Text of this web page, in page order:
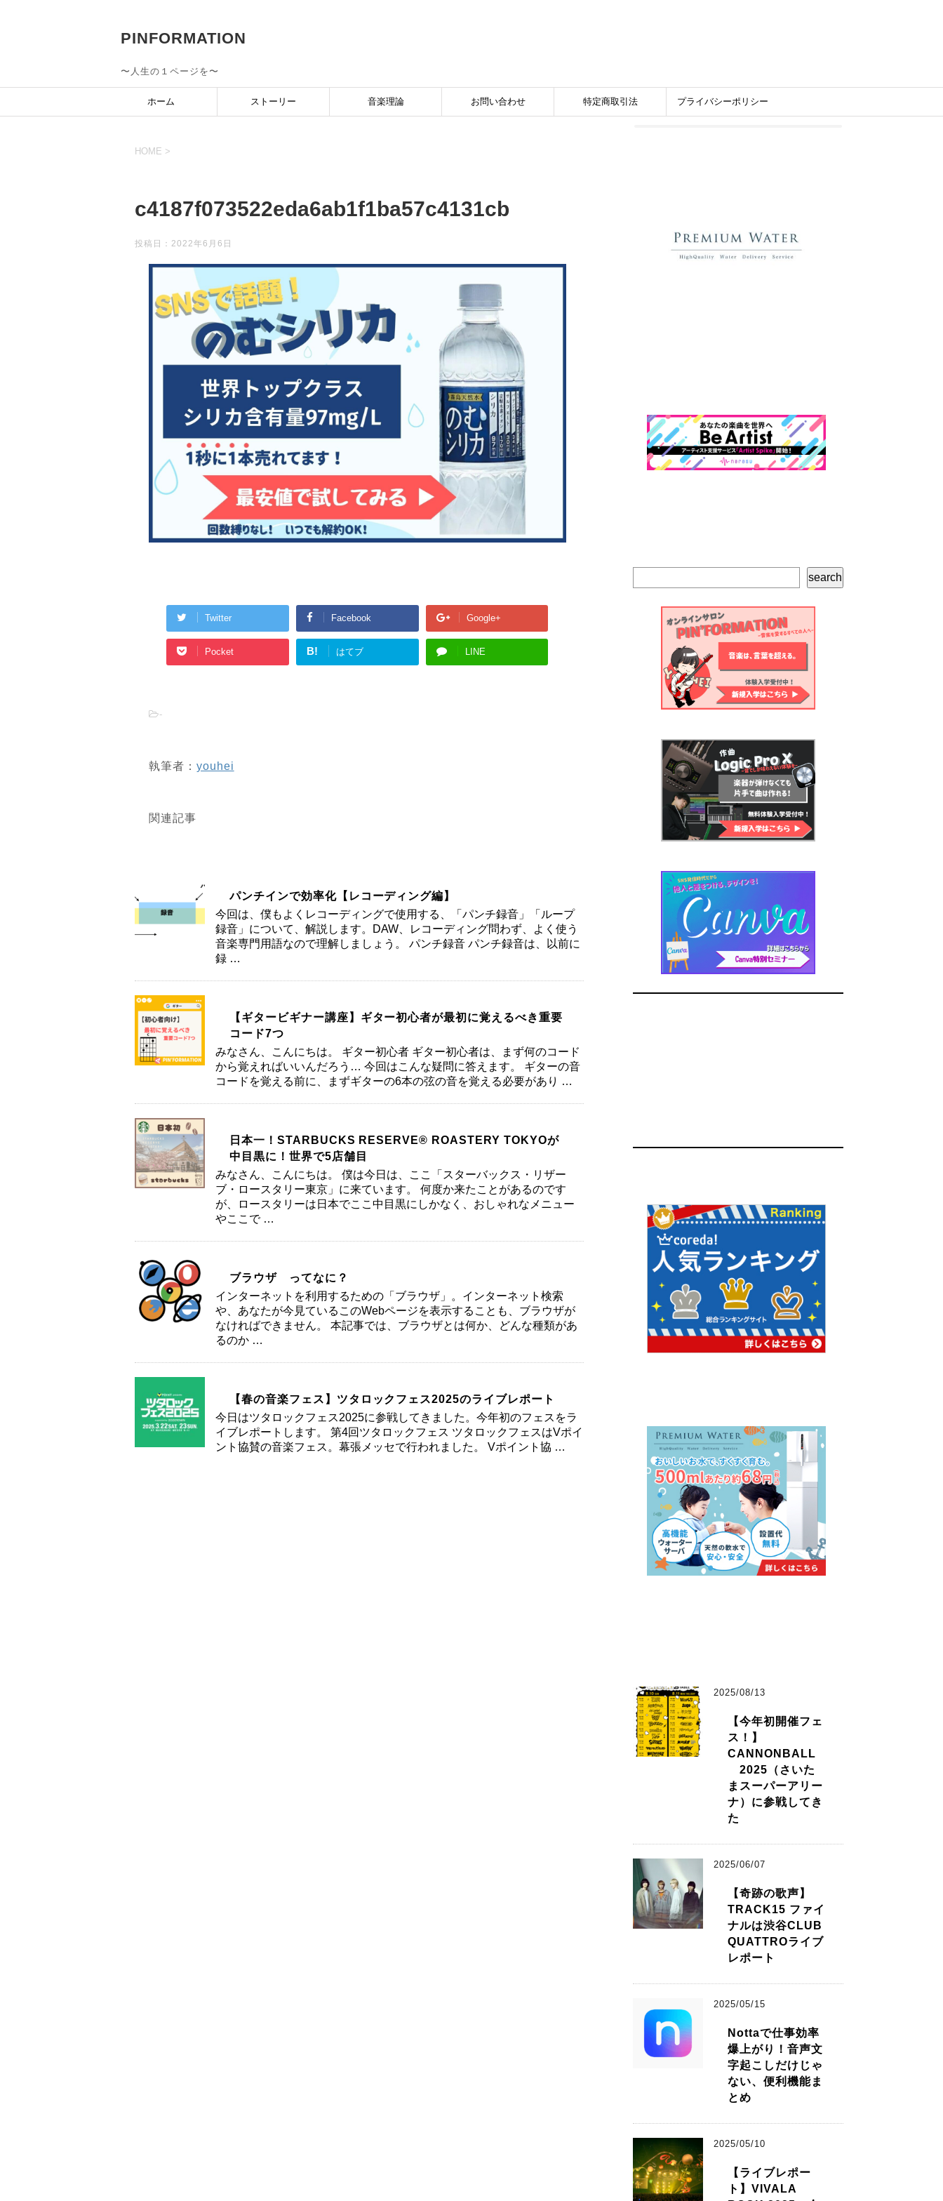
PINFORMATION
〜人生の１ページを〜
ホーム ストーリー 音楽理論 お問い合わせ 特定商取引法 プライバシーポリシー
HOME >
c4187f073522eda6ab1f1ba57c4131cb
投稿日： 2022年6月6日
Twitter Facebook Google+
Pocket B! はてブ LINE
-
執筆者： youhei
関連記事
パンチインで効率化【レコーディング編】
今回は、僕もよくレコーディングで使用する、「パンチ録音」「ループ
録音」について、解説します。DAW、レコーディング問わず、よく使う
音楽専門用語なので理解しましょう。 パンチ録音 パンチ録音は、以前に
録 …
【ギタービギナー講座】ギター初心者が最初に覚えるべき重要
コード7つ
みなさん、こんにちは。 ギター初心者 ギター初心者は、まず何のコード
から覚えればいいんだろう… 今回はこんな疑問に答えます。 ギターの音
コードを覚える前に、まずギターの6本の弦の音を覚える必要があり …
日本一！STARBUCKS RESERVE® ROASTERY TOKYOが
中目黒に！世界で5店舗目
みなさん、こんにちは。 僕は今日は、ここ「スターバックス・リザー
ブ・ロースタリー東京」に来ています。 何度か来たことがあるのです
が、ロースタリーは日本でここ中目黒にしかなく、おしゃれなメニュー
やここで …
ブラウザ ってなに？
インターネットを利用するための「ブラウザ」。インターネット検索
や、あなたが今見ているこのWebページを表示することも、ブラウザが
なければできません。 本記事では、ブラウザとは何か、どんな種類があ
るのか …
【春の音楽フェス】ツタロックフェス2025のライブレポート
今日はツタロックフェス2025に参戦してきました。今年初のフェスをラ
イブレポートします。 第4回ツタロックフェス ツタロックフェスはVポイ
ント協賛の音楽フェス。幕張メッセで行われました。 Vポイント協 …
索
search
2025/08/13
【今年初開催フェ
ス！】
CANNONBALL
2025（さいた
まスーパーアリー
ナ）に参戦してき
た
2025/06/07
【奇跡の歌声】
TRACK15 ファイ
ナルは渋谷CLUB
QUATTROライブ
レポート
2025/05/15
Nottaで仕事効率
爆上がり！音声文
字起こしだけじゃ
ない、便利機能ま
とめ
2025/05/10
【ライブレポー
ト】VIVALA